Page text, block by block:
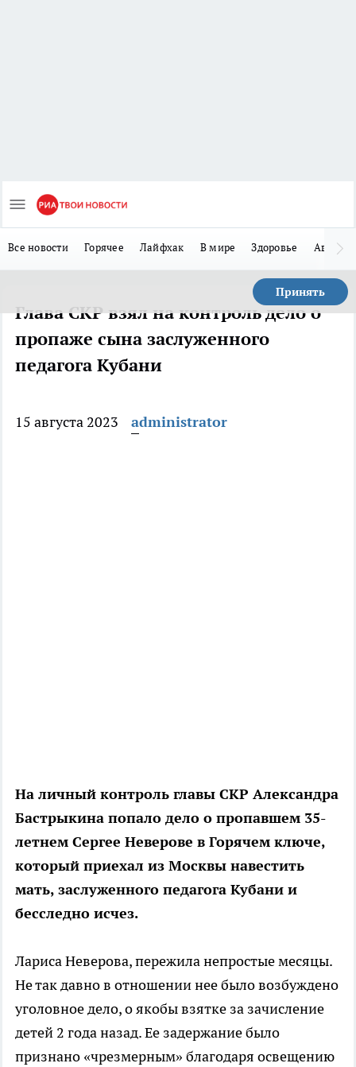
Все новости Горячее Лайфхак В мире Здоровье Авто
Принять
Глава СКР взял на контроль дело о
пропаже сына заслуженного
педагога Кубани
15 августа 2023 administrator
На личный контроль главы СКР Александра
Бастрыкина попало дело о пропавшем 35-
летнем Сергее Неверове в Горячем ключе,
который приехал из Москвы навестить
мать, заслуженного педагога Кубани и
бесследно исчез.
Лариса Неверова, пережила непростые месяцы.
Не так давно в отношении нее было возбуждено
уголовное дело, о якобы взятке за зачисление
детей 2 года назад. Ее задержание было
признано «чрезмерным» благодаря освещению